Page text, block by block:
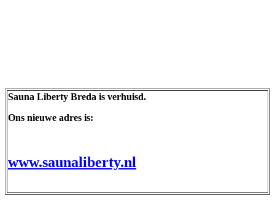
Sauna Liberty Breda is verhuisd.
Ons nieuwe adres is:
www.saunaliberty.nl